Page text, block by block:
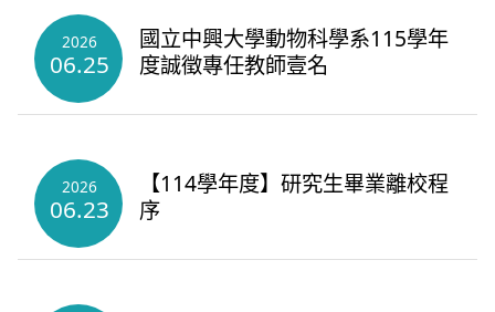
2026
06.25
國立中興大學動物科學系115學年
度誠徵專任教師壹名
2026
06.23
【114學年度】研究生畢業離校程
序